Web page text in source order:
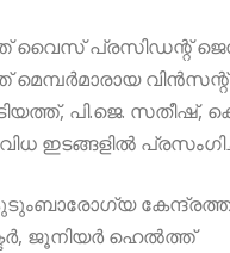
വൈസ് പ്രസിഡന്റ്
പി.ജെ.
ഇടങ്ങളില്‍
ജൂനിയര്‍ ഹെല്‍ത്ത്